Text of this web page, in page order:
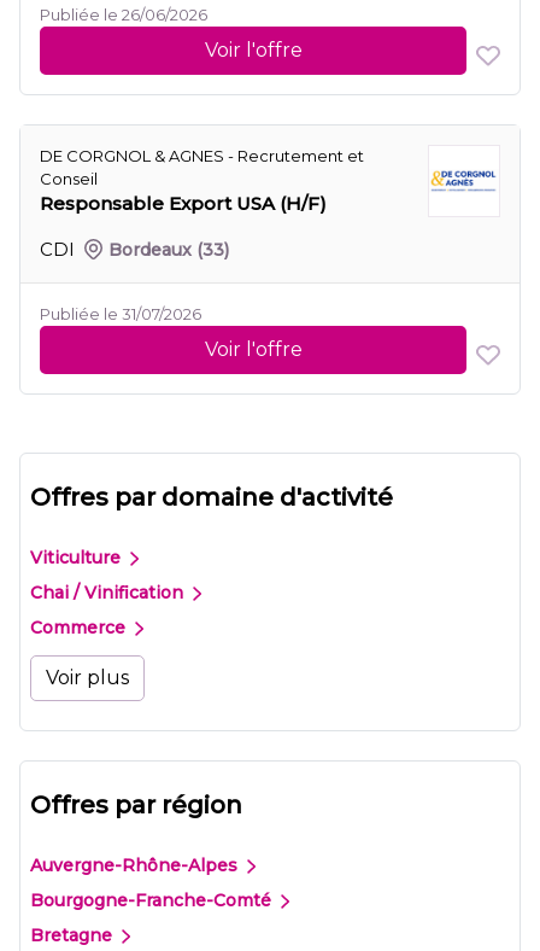
Publiée le 26/06/2026
Voir l'offre
DE CORGNOL & AGNES - Recrutement et
Conseil
Responsable Export USA (H/F)
CDI
Bordeaux (33)
Publiée le 31/07/2026
Voir l'offre
Offres par domaine d'activité
Viticulture
Chai / Vinification
Commerce
Voir plus
Offres par région
Auvergne-Rhône-Alpes
Bourgogne-Franche-Comté
Bretagne